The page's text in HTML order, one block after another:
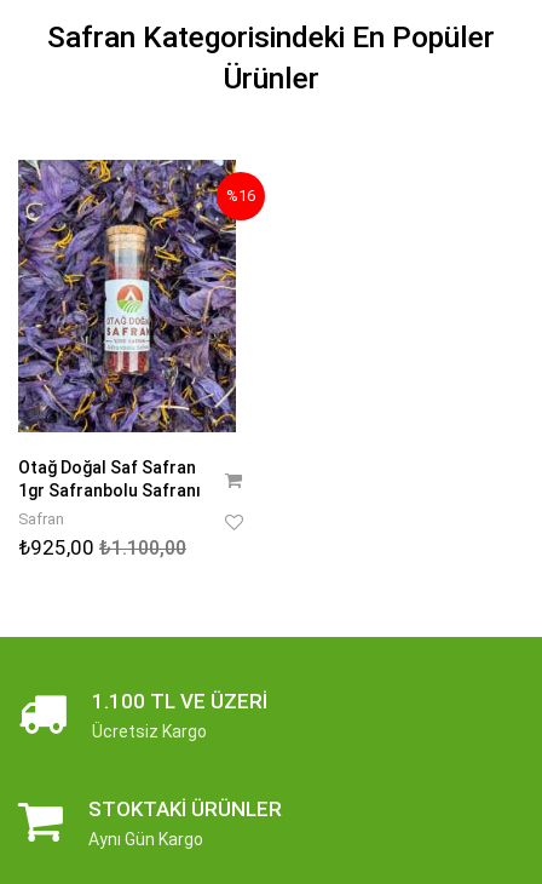
Safran Kategorisindeki En Popüler
Ürünler
%16
Otağ Doğal Saf Safran
1gr Safranbolu Safranı
Safran
₺925,00 ₺1.100,00
1.100 TL VE ÜZERI
Ücretsiz Kargo
STOKTAKI ÜRÜNLER
Aynı Gün Kargo